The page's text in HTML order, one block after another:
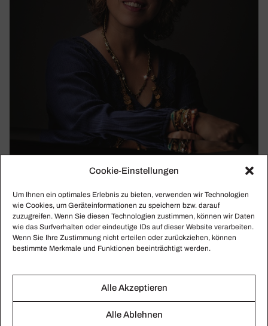
Cookie-Einstellungen
Um Ihnen ein optimales Erlebnis zu bieten, verwenden wir Technologien
wie Cookies, um Geräteinformationen zu speichern bzw. darauf
zuzugreifen. Wenn Sie diesen Technologien zustimmen, können wir Daten
wie das Surfverhalten oder eindeutige IDs auf dieser Website verarbeiten.
Wenn Sie Ihre Zustimmung nicht erteilen oder zurückziehen, können
bestimmte Merkmale und Funktionen beeinträchtigt werden.
Alle Akzeptieren
Alle Ablehnen
Gabriela Montero: „Mein Ziel ist es, unter die
Ober­fläche zu kommen, um wirk­lich heraus­zu­
was in diesen Ländern los ist.“